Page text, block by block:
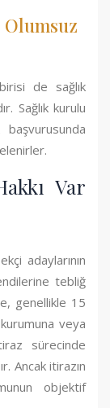
de sağlık
Sağlık kurulu
Var
adaylarının
tebliğ
genellikle 15
veya
sürecinde
Ancak itirazın
objektif